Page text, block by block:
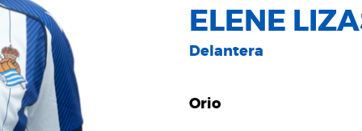
ELENE
Delantera
Orio